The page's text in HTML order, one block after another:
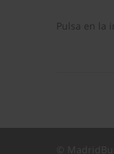
Pulsa en la
©